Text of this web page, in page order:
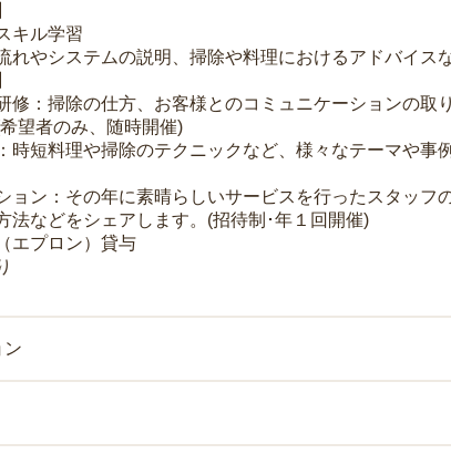
キル学習
れやシステムの説明、掃除や料理におけるアドバイス
修：掃除の仕方、お客様とのコミュニケーションの
望者のみ、随時開催)
時短料理や掃除のテクニックなど、様々なテーマや事
ョン：その年に素晴らしいサービスを行ったスタッ
法などをシェアします。(招待制･年１回開催)
エプロン）貸与
ン